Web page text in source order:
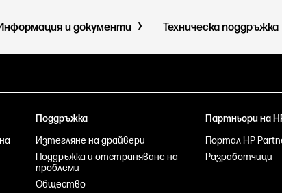
и документи Техническа поддръжка
Поддръжка
Изтегляне на драйвери
Поддръжка и отстраняване на
проблеми
Общество
Партньори на
Портал HP
Разработчици